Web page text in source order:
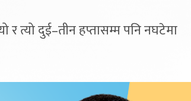
र त्यो दुई–तीन हप्तासम्म पनि नघटेमा